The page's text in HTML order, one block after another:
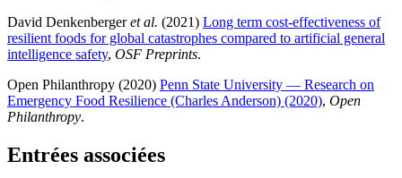
David Denkenbergeret al. (2021) Long term cost-effectiveness of
resilient foods for global catastrophes compared to artificial general
intelligence safety, OSF Preprints.
Open Philanthropy (2020) Penn State University — Research on
Emergency Food Resilience (Charles Anderson) (2020), Open
Philanthropy.
Entrées associées